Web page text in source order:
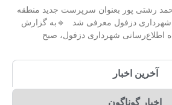
رشتی پور بعنوان سرپرست جدید منطقه
دزفول معرفی شد 🔹به گزارش
اطلاع‌رسانی شهرداری دزفول، صبح
آخرین اخبار
اخبار گوناگون